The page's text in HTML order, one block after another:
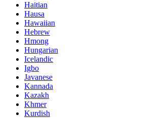
Haitian
Hausa
Hawaiian
Hebrew
Hmong
Hungarian
Icelandic
Igbo
Javanese
Kannada
Kazakh
Khmer
Kurdish